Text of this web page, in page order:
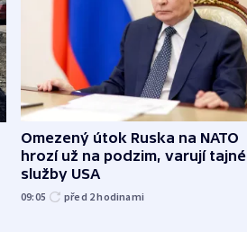
Omezený útok Ruska na NATO
hrozí už na podzim, varují tajné
služby USA
09:05 před 2hodinami